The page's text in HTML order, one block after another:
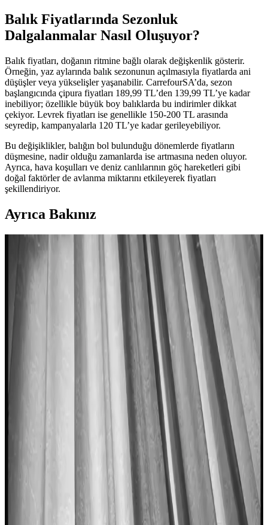
Balık Fiyatlarında Sezonluk
Dalgalanmalar Nasıl Oluşuyor?
Balık fiyatları, doğanın ritmine bağlı olarak değişkenlik gösterir.
Örneğin, yaz aylarında balık sezonunun açılmasıyla fiyatlarda ani
düşüşler veya yükselişler yaşanabilir. CarrefourSA’da, sezon
başlangıcında çipura fiyatları 189,99 TL’den 139,99 TL’ye kadar
inebiliyor; özellikle büyük boy balıklarda bu indirimler dikkat
çekiyor. Levrek fiyatları ise genellikle 150-200 TL arasında
seyredip, kampanyalarla 120 TL’ye kadar gerileyebiliyor.
Bu değişiklikler, balığın bol bulunduğu dönemlerde fiyatların
düşmesine, nadir olduğu zamanlarda ise artmasına neden oluyor.
Ayrıca, hava koşulları ve deniz canlılarının göç hareketleri gibi
doğal faktörler de avlanma miktarını etkileyerek fiyatları
şekillendiriyor.
Ayrıca Bakınız
Bal Sarımsaklı Somon Tarifi: Patates Dilimleri ve
Böğürtlen ile Dengeli Öğün
Somonun bal, sarımsak ve soya sosuyla hazırlanan tatlı-tuzlu sosla
buluştuğu bu tarif, patates dilimleri ve böğürtlenle dengeli ve lezzetli
Balık ve Patates Kızartması İçin Çıtır ve Hafif
Hamur Tarifi: Alkol ve Baharatlı Karışım
Balık ve patates kızartması için özel bira ve votka içeren, pirinç unu
ve baharatlarla zenginleştirilmiş hamur tarifi. Çıtır, hafif ve uzun süre
taze kalan yapısıyla fark yaratır.
Karides Fiyatları ve Piyasa Dinamikleri: Güncel
Karides fiyatları, avlanma ve mevsimsel faktörlere bağlı olarak
değişiyor. Deniz ürünleri ve akvaryum sektöründeki gelişmeler,
Bebekler İçin Balık Tüketimi: Güvenli ve Sağlıklı
Beslenme Yaklaşımları